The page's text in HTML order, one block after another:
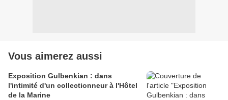
Vous aimerez aussi
Exposition Gulbenkian : dans
l'intimité d'un collectionneur à l'Hôtel
de la Marine